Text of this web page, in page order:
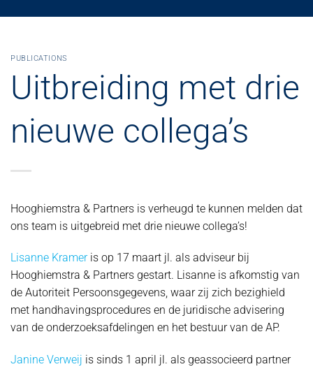
PUBLICATIONS
Uitbreiding met drie
nieuwe collega’s
Hooghiemstra & Partners is verheugd te kunnen melden dat
ons team is uitgebreid met drie nieuwe collega’s!
Lisanne Krameris op 17 maart jl. als adviseur bij
Hooghiemstra & Partners gestart. Lisanne is afkomstig van
de Autoriteit Persoonsgegevens, waar zij zich bezighield
met handhavingsprocedures en de juridische advisering
van de onderzoeksafdelingen en het bestuur van de AP.
Janine Verweij is sinds 1 april jl. als geassocieerd partner